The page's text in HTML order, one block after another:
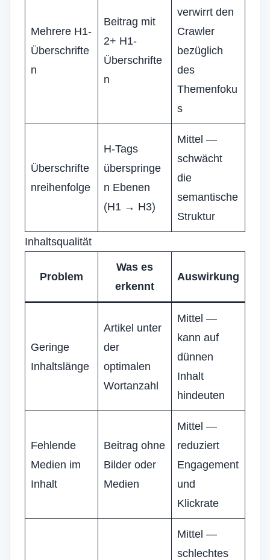
Mehrere H1-
Überschrifte
n
Beitrag mit
2+ H1-
Überschrifte
n
verwirrt den
Crawler
bezüglich
des
Themenfoku
s
Überschrifte
nreihenfolge
H-Tags
überspringe
n Ebenen
(H1 → H3)
Mittel —
schwächt
die
semantische
Struktur
Inhaltsqualität
Problem
Was es
erkennt
Auswirkung
Geringe
Inhaltslänge
Artikel unter
der
optimalen
Wortanzahl
Mittel —
kann auf
dünnen
Inhalt
hindeuten
Fehlende
Medien im
Inhalt
Beitrag ohne
Bilder oder
Medien
Mittel —
reduziert
Engagement
und
Klickrate
Mittel —
schlechtes